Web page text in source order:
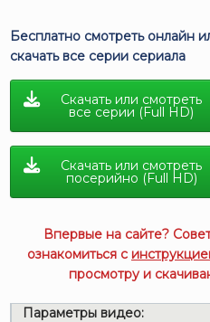
Бесплатно смотреть онлайн
скачать все серии сериала
Скачать или смотреть
все серии (Full HD)
Скачать или смотреть
посерийно (Full HD)
Впервые на сайте?
ознакомиться с
просмотру и
Параметры видео: